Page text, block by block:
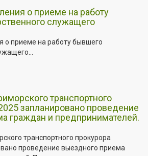
о приеме на работу
служащего
о приеме на работу бывшего
транспортного
запланировано проведение
граждан и предпринимателей.
транспортного прокурора
проведение выездного приема